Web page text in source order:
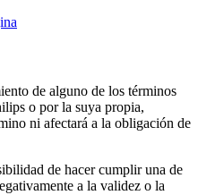
de alguno de los términos
o por la suya propia,
ni afectará a la obligación de
de hacer cumplir una de
a la validez o la